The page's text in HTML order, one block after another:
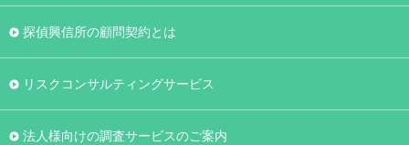
探偵興信所の顧問契約とは
リスクコンサルティングサービス
法人様向けの調査サービスのご案内